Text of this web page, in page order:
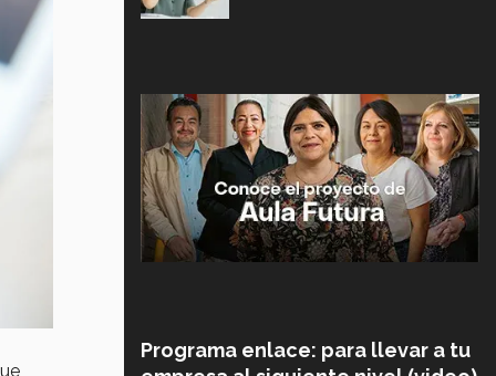
Programa enlace: para llevar a tu